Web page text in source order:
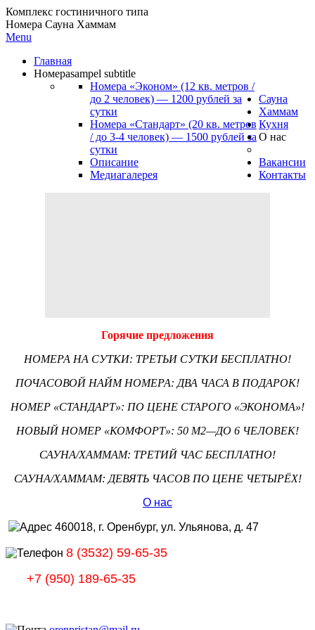
Комплекс гостиничного типа
Номера Сауна Хаммам
Menu
Главная
Номераsampel subtitle
Номера «Эконом» (12 кв. метров /
до 2 человек) — 1200 рублей за
сутки
Номера «Стандарт» (20 кв. метров
/ до 3-4 человек) — 1500 рублей за
сутки
Сауна
Хаммам
Кухня
О нас
Описание
Медиагалерея
Вакансии
Контакты
Горячие предложения
НОМЕРА НА СУТКИ: ТРЕТЬИ СУТКИ БЕСПЛАТНО!
ПОЧАСОВОЙ НАЙМ НОМЕРА: ДВА ЧАСА В ПОДАРОК!
НОМЕР «СТАНДАРТ»: ПО ЦЕНЕ СТАРОГО «ЭКОНОМА»!
НОВЫЙ НОМЕР «КОМФОРТ»: 50 М2—ДО 6 ЧЕЛОВЕК!
САУНА/ХАММАМ: ТРЕТИЙ ЧАС БЕСПЛАТНО!
САУНА/ХАММАМ: ДЕВЯТЬ ЧАСОВ ПО ЦЕНЕ ЧЕТЫРЁХ!
О нас
460018, г. Оренбург, ул. Ульянова, д. 47
8 (3532) 59-65-35
+7 (950) 189-65-35